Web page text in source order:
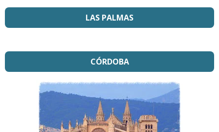
LAS PALMAS
CÓRDOBA